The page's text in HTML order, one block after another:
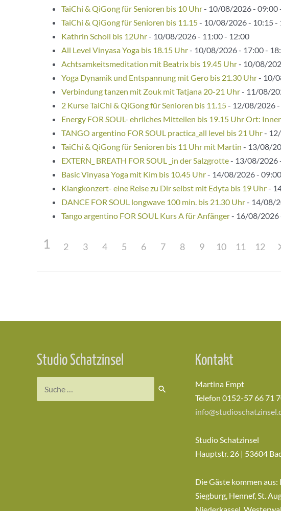
TaiChi & QiGong für Senioren bis 10 Uhr- 10/08/2026 - 09:00
TaiChi & QiGong für Senioren bis 11.15- 10/08/2026 - 10:15 -
Kathrin Scholl bis 12Uhr- 10/08/2026 - 11:00 - 12:00
All Level Vinyasa Yoga bis 18.15 Uhr- 10/08/2026 - 17:00 -
Achtsamkeitsmeditation mit Beatrix bis 19.45 Uhr- 10/08/
Yoga Dynamik und Entspannung mit Gero bis 21.30 Uhr- 10/
Verbindung tanzen mit Zouk mit Tatjana 20-21 Uhr- 11/08/
2 Kurse TaiChi & QiGong für Senioren bis 11.15- 12/08/2026
Energy FOR SOUL- ehrliches Mitteilen bis 19.15 Uhr Ort:
TANGO argentino FOR SOUL practica_all level bis 21 Uhr-
TaiChi & QiGong für Senioren bis 11 Uhr mit Martin - 13/08/
EXTERN_ BREATH FOR SOUL _in der Salzgrotte- 13/08/2026
Basic Vinyasa Yoga mit Kim bis 10.45 Uhr- 14/08/2026 -
Klangkonzert- eine Reise zu Dir selbst mit Edyta bis 19 Uhr-
DANCE FOR SOUL longwave 100 min. bis 21.30 Uhr- 14/08/
Tango argentino FOR SOUL Kurs A für Anfänger- 16/08/2026
1 2 3 4 5 6 7 8 9 10 11 12
Studio Schatzinsel Kontakt
Martina Empt
Telefon 0152-57 66 71
Studio Schatzinsel
Hauptstr. 26 | 53604
Die Gäste kommen aus:
Siegburg, Hennef, St.